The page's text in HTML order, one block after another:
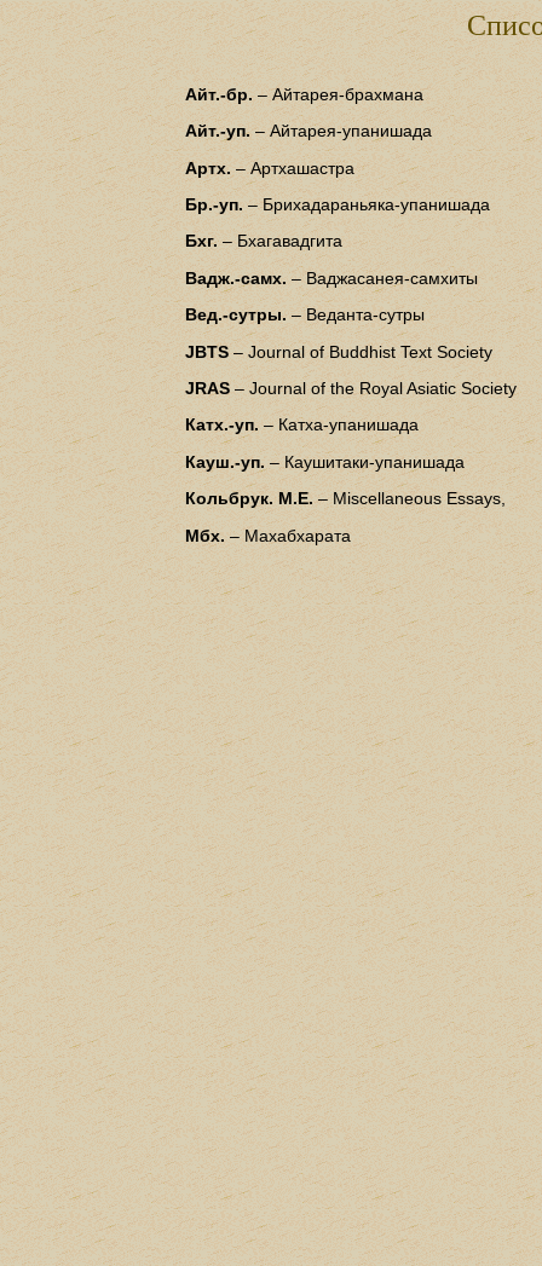
Айт.-бр. – Айтарея-брахмана
Айт.-уп. – Айтарея-упанишада
Артх. – Артхашастра
Бр.-уп. – Брихадараньяка-упанишада
Бхг.– Бхагавадгита
Вадж.-самх.– Ваджасанея-самхиты
Вед.-сутры. – Веданта-сутры
JBTS– Journal of Buddhist Text Society
JRAS– Journal of the Royal Asiatic Society
Катх.-уп. – Катха-упанишада
Кауш.-уп. – Каушитаки-упанишада
Кольбрук. M.Е. – Miscellaneous Essays,
Мбх. – Махабхарата